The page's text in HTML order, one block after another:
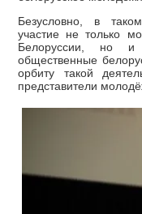
Безусловно, в
участие не только
Белоруссии, но
общественные
орбиту такой
представители